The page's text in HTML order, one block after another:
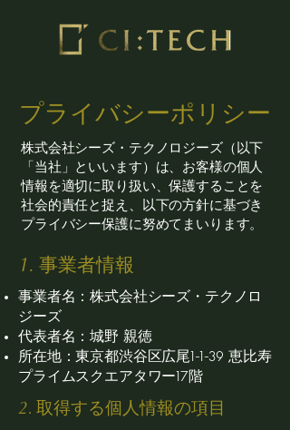
プライバシーポリシー
株式会社シーズ・テクノロジーズ（以下
「当社」といいます）は、お客様の個人
情報を適切に取り扱い、保護することを
社会的責任と捉え、以下の方針に基づき
プライバシー保護に努めてまいります。
1. 事業者情報
事業者名：株式会社シーズ・テクノロ
ジーズ
代表者名：城野 親徳
所在地：東京都渋谷区広尾1-1-39 恵比寿
プライムスクエアタワー17階
2. 取得する個人情報の項目